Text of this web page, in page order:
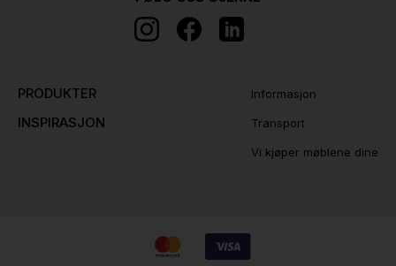
PRODUKTER
INSPIRASJON
Informasjon
Transport
Vi kjøper møblene dine